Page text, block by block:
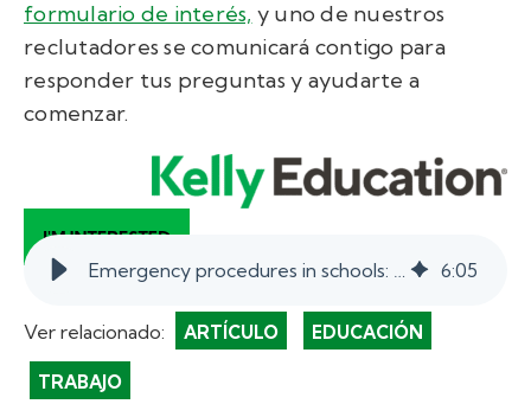
formulario de interés, y uno de nuestros
reclutadores se comunicará contigo para
responder tus preguntas y ayudarte a
comenzar.
Emergency procedures in schools: What substitute teachers and staff need to know. 6:05
Ver relacionado: ARTÍCULO EDUCACIÓN
TRABAJO